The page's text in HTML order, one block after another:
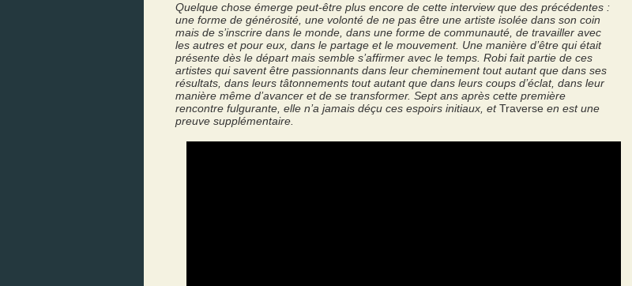
Quelque chose émerge peut-être plus encore de cette interview que des précédentes :
une forme de générosité, une volonté de ne pas être une artiste isolée dans son coin
mais de s’inscrire dans le monde, dans une forme de communauté, de travailler avec
les autres et pour eux, dans le partage et le mouvement. Une manière d’être qui était
présente dès le départ mais semble s’affirmer avec le temps. Robi fait partie de ces
artistes qui savent être passionnants dans leur cheminement tout autant que dans ses
résultats, dans leurs tâtonnements tout autant que dans leurs coups d’éclat, dans leur
manière même d’avancer et de se transformer. Sept ans après cette première
rencontre fulgurante, elle n’a jamais déçu ces espoirs initiaux, etTraverse en est une
preuve supplémentaire.